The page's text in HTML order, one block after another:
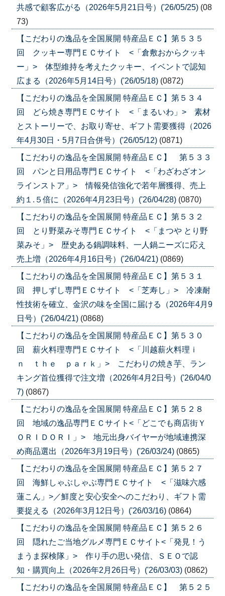
共感で顧客広がる（2026年5月21日号）('26/05/25) (08
73)
【こだわりの逸品を全国展開 特産品ＥＣ】第５３５
回 クッキー専門ＥＣサイト <「倉敷おからクッキ
ー」> 体型維持を考えたクッキー、イベントで認知
広まる（2026年5月14日号）('26/05/18) (0872)
【こだわりの逸品を全国展開 特産品ＥＣ】第５３４
回 どら焼き専門ＥＣサイト <「まるいわ」> 素材
とストーリーで、お取り寄せ、ギフト需要獲得（2026
年4月30日・5月7日合併号）('26/05/12) (0871)
【こだわりの逸品を全国展開 特産品ＥＣ】 第５３３
回 パンと日用品専門ＥＣサイト <「わざわざオン
ラインストア」> 情報発信強化で若年層獲得、売上
約１.５倍に（2026年4月23日号）('26/04/28) (0870)
【こだわりの逸品を全国展開 特産品ＥＣ】第５３２
回 とり野菜みそ専門ＥＣサイト <「まつや とり野
菜みそ」> 歴史ある鍋調味料、一人鍋ニーズに応え
売上増（2026年4月16日号）('26/04/21) (0869)
【こだわりの逸品を全国展開 特産品ＥＣ】第５３１
回 押しずし専門ＥＣサイト <「芝寿し」> 冷凍耐
性技術を確立、金沢の味を全国に届ける（2026年4月9
日号）('26/04/21) (0868)
【こだわりの逸品を全国展開 特産品ＥＣ】第５３０
回 薪火料理専門ＥＣサイト <「川越薪火料理ｉ
ｎ ｔｈｅ ｐａｒｋ」> こだわりの焼き芋、ラン
キング首位獲得で注文増（2026年4月2日号）('26/04/0
7) (0867)
【こだわりの逸品を全国展開 特産品ＥＣ】第５２８
回 地域の逸品専門ＥＣサイト<「どこでも商店街Ｙ
ＯＲＩＤＯＲＩ」> 地元出身バイヤーが地域連携深
め商品選出（2026年3月19日号）('26/03/24) (0865)
【こだわりの逸品を全国展開 特産品ＥＣ】第５２７
回 海鮮しゃぶしゃぶ専門ＥＣサイト <「滋味六感
蓮こん」>／鮮度と安心安全へのこだわり、ギフト需
要捉える（2026年3月12日号）('26/03/16) (0864)
【こだわりの逸品を全国展開 特産品ＥＣ】第５２６
回 隠れたご当地グルメ専門ＥＣサイト<「発見！う
まうま探検隊」> 作り手の思い発信、ＳＥＯで認
知・購買向上（2026年2月26日号）('26/03/03) (0862)
【こだわりの逸品を全国展開 特産品ＥＣ】 第５２５